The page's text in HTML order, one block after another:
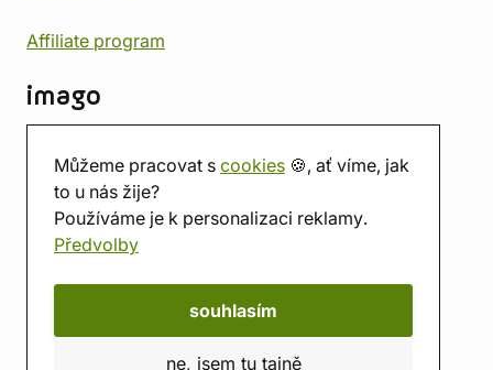
Můžeme pracovat s cookies 🍪, ať víme, jak
to u nás žije?
Používáme je k personalizaci reklamy.
Předvolby
souhlasím
ne, jsem tu tajně
Affiliate program
imago
Prodejna
Herna
O nás
Hodnocení obchodu